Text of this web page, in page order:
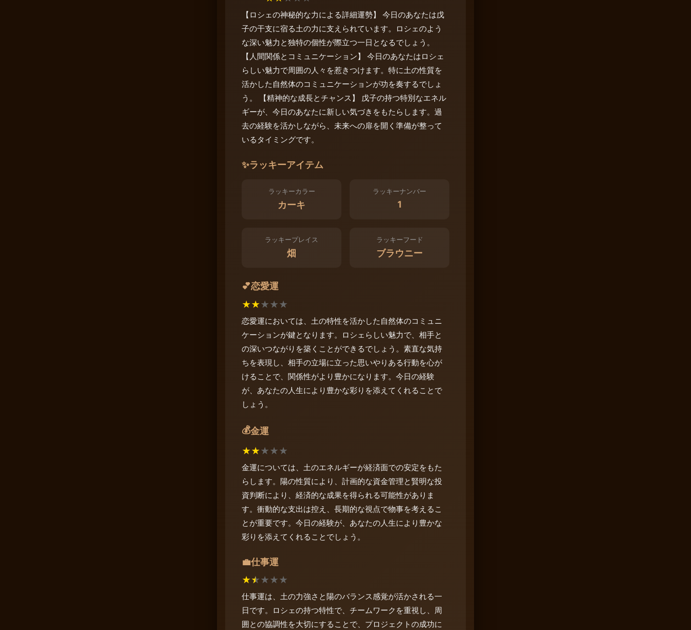
【ロシェの神秘的な力による詳細運勢】 今日のあなたは戊
子の干支に宿る土の力に支えられています。ロシェのよう
な深い魅力と独特の個性が際立つ一日となるでしょう。
【人間関係とコミュニケーション】 今日のあなたはロシェ
らしい魅力で周囲の人々を惹きつけます。特に土の性質を
活かした自然体のコミュニケーションが功を奏するでしょ
う。 【精神的な成長とチャンス】 戊子の持つ特別なエネル
ギーが、今日のあなたに新しい気づきをもたらします。過
去の経験を活かしながら、未来への扉を開く準備が整って
いるタイミングです。
✨ラッキーアイテム
ラッキーカラー
カーキ
ラッキーナンバー
1
ラッキープレイス
畑
ラッキーフード
ブラウニー
💕恋愛運
★★★★★
恋愛運においては、土の特性を活かした自然体のコミュニ
ケーションが鍵となります。ロシェらしい魅力で、相手と
の深いつながりを築くことができるでしょう。素直な気持
ちを表現し、相手の立場に立った思いやりある行動を心が
けることで、関係性がより豊かになります。今日の経験
が、あなたの人生により豊かな彩りを添えてくれることで
しょう。
💰金運
★★★★★
金運については、土のエネルギーが経済面での安定をもた
らします。陽の性質により、計画的な資金管理と賢明な投
資判断により、経済的な成果を得られる可能性がありま
す。衝動的な支出は控え、長期的な視点で物事を考えるこ
とが重要です。今日の経験が、あなたの人生により豊かな
彩りを添えてくれることでしょう。
💼仕事運
★★★★★
仕事運は、土の力強さと陽のバランス感覚が活かされる一
日です。ロシェの持つ特性で、チームワークを重視し、周
囲との協調性を大切にすることで、プロジェクトの成功に